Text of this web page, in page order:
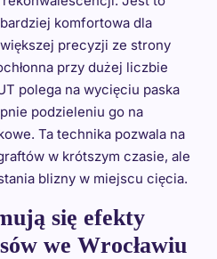
komfortowa dla
precyzji ze strony
przy dużej liczbie
polega na wycięciu paska
podzieleniu go na
Ta technika pozwala na
w krótszym czasie, ale
blizny w miejscu cięcia.
się efekty
we Wrocławiu